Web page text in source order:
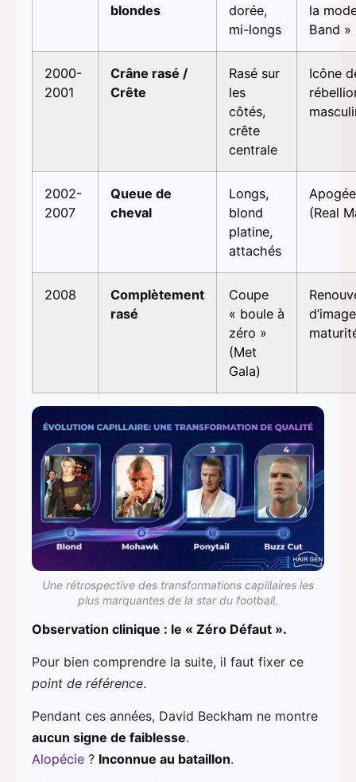
blondes
dorée,
mi-longs
la
Band »
2000-
2001
Crâne rasé /
Crête
Rasé sur
les
côtés,
crête
centrale
Icône
2002-
2007
Queue de
cheval
Longs,
blond
platine,
attachés
(Real
2008
Complètement
rasé
Coupe
« boule à
zéro »
(Met
Gala)
Une rétrospective des transformations capillaires les
plus marquantes de la star du football.
Observation clinique : le « Zéro Défaut ».
Pour bien comprendre la suite, il faut fixer ce
point de référence.
Pendant ces années, David Beckham ne montre
aucun signe de faiblesse.
Alopécie ? Inconnue au bataillon.